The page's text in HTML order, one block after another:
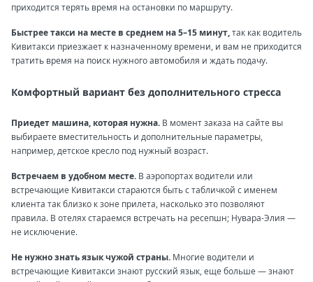
приходится терять время на остановки по маршруту.
Быстрее такси на месте в среднем на 5–15 минут,так как водитель
Кивитакси приезжает к назначенному времени, и вам не приходится
тратить время на поиск нужного автомобиля и ждать подачу.
Комфортный вариант без дополнительного стресса
Приедет машина, которая нужна. В момент заказа на сайте вы
выбираете вместительность и дополнительные параметры,
например, детское кресло под нужный возраст.
Встречаем в удобном месте. В аэропортах водители или
встречающие Кивитакси стараются быть с табличкой с именем
клиента так близко к зоне прилета, насколько это позволяют
правила. В отелях стараемся встречать на ресепшн; Нувара-Элия —
не исключение.
Не нужно знать язык чужой страны. Многие водители и
встречающие Кивитакси знают русский язык, еще больше — знают